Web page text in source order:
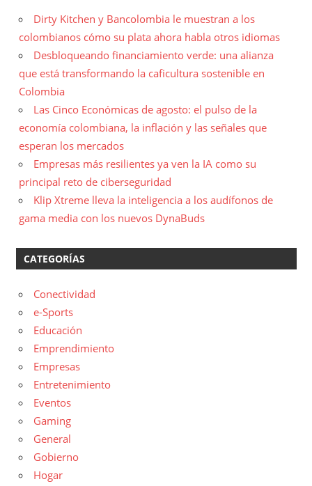
Dirty Kitchen y Bancolombia le muestran a los
colombianos cómo su plata ahora habla otros idiomas
Desbloqueando financiamiento verde: una alianza
que está transformando la caficultura sostenible en
Colombia
Las Cinco Económicas de agosto: el pulso de la
economía colombiana, la inflación y las señales que
esperan los mercados
Empresas más resilientes ya ven la IA como su
principal reto de ciberseguridad
Klip Xtreme lleva la inteligencia a los audífonos de
gama media con los nuevos DynaBuds
CATEGORÍAS
Conectividad
e-Sports
Educación
Emprendimiento
Empresas
Entretenimiento
Eventos
Gaming
General
Gobierno
Hogar